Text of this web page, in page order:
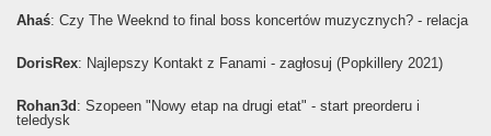
Ahaś: Czy The Weeknd to final boss koncertów muzycznych? - relacja
DorisRex: Najlepszy Kontakt z Fanami - zagłosuj (Popkillery 2021)
Rohan3d: Szopeen "Nowy etap na drugi etat" - start preorderu i
teledysk